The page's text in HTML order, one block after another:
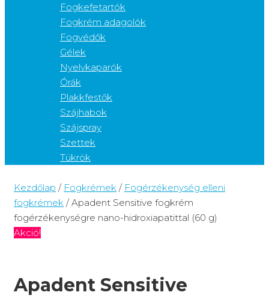
Fogkefetartók
Fogkrém adagolók
Fogvédők
Gélek
Nyelvkaparók
Órák
Plakkfestők
Szájhabok
Szájspray
Szettek
Tükrök
Kezdőlap / Fogkrémek / Fogérzékenység elleni
fogkrémek / Apadent Sensitive fogkrém
fogérzékenységre nano-hidroxiapatittal (60 g)
Akció!
Apadent Sensitive